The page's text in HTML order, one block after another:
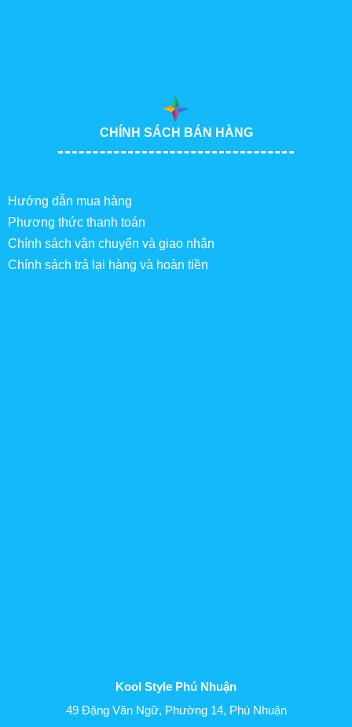
CHÍNH SÁCH BÁN HÀNG
Hướng dẫn mua hàng
Phương thức thanh toán
Chính sách vận chuyển và giao nhận
Chính sách trả lại hàng và hoàn tiền
Kool Style Phú Nhuận
49 Đặng Văn Ngữ, Phường 14, Phú Nhuận